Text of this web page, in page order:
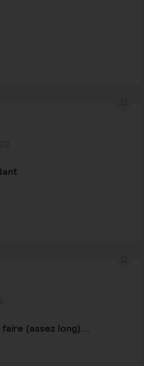
(assez long)...